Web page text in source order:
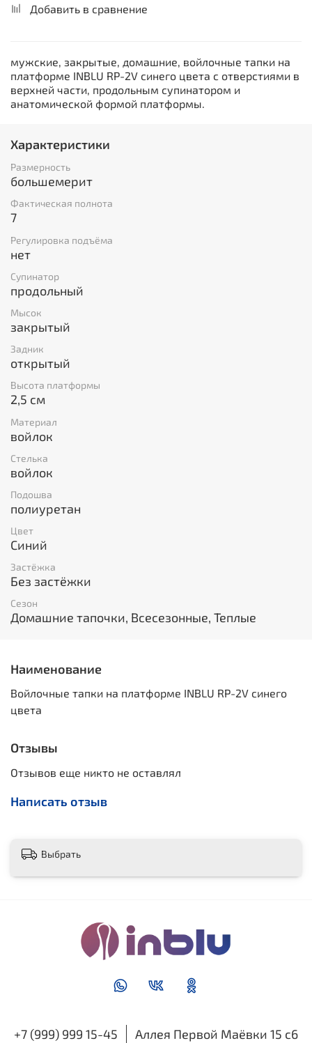
Добавить в сравнение
мужские, закрытые, домашние, войлочные тапки на
платформе INBLU RP-2V синего цвета с отверстиями в
верхней части, продольным супинатором и
анатомической формой платформы.
Характеристики
Размерность
большемерит
Фактическая полнота
7
Регулировка подъёма
нет
Супинатор
продольный
Мысок
закрытый
Задник
открытый
Высота платформы
2,5 см
Материал
войлок
Стелька
войлок
Подошва
полиуретан
Цвет
Синий
Застёжка
Без застёжки
Сезон
Домашние тапочки, Всесезонные, Теплые
Наименование
Войлочные тапки на платформе INBLU RP-2V синего
цвета
Отзывы
Отзывов еще никто не оставлял
Написать отзыв
Выбрать
+7 (999) 999 15-45 Аллея Первой Маёвки 15 с6